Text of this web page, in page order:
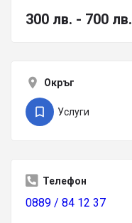
300 лв. - 700 лв.
Окръг
Услуги
Телефон
0889 / 84 12 37